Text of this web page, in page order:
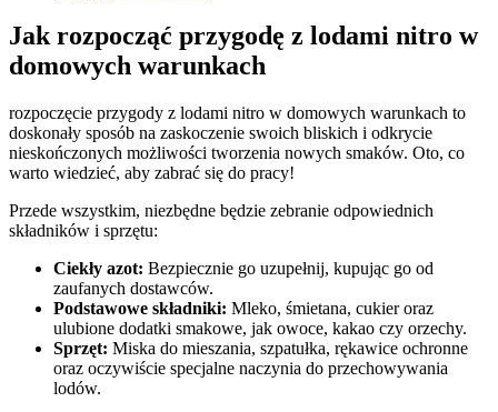
Jak rozpocząć przygodę z lodami nitro‌ w‍
domowych warunkach
rozpoczęcie przygody ​z lodami nitro ‌w domowych ‌warunkach to
doskonały sposób na‍ zaskoczenie swoich ⁤bliskich i‍ odkrycie
nieskończonych możliwości tworzenia nowych smaków. Oto, ⁤co
⁣warto wiedzieć, aby zabrać się do pracy!
Przede wszystkim, niezbędne będzie zebranie odpowiednich
składników i sprzętu:
Ciekły azot: Bezpiecznie go uzupełnij, kupując go od
zaufanych ‍dostawców.
Podstawowe składniki: ​Mleko, śmietana, ⁣cukier oraz
ulubione dodatki smakowe, jak owoce, kakao czy orzechy.
Sprzęt: Miska do mieszania, szpatułka, ‌rękawice ochronne
oraz oczywiście specjalne⁢ naczynia⁤ do przechowywania
lodów.